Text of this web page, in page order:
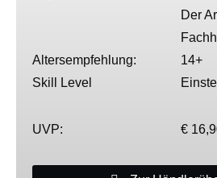
Der
Altersempfehlung:
14+
Skill Level
UVP: €